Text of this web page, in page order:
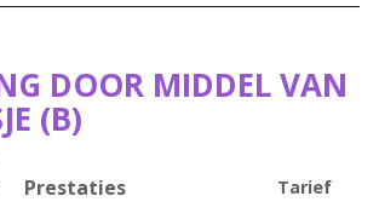
DOOR MIDDEL VAN
(B)
Prestaties Tarief